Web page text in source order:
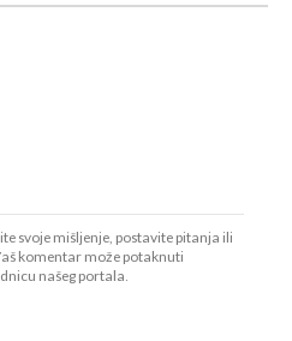
svoje mišljenje, postavite pitanja ili
komentar može potaknuti
našeg portala.